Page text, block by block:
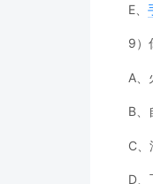
E、
9）
A、
B、
C、
D、